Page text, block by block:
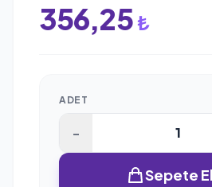
356,25 ₺
ADET
-
Sepete